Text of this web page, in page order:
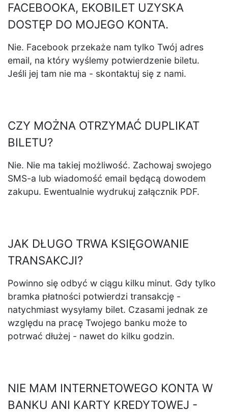
FACEBOOKA, EKOBILET UZYSKA
DOSTĘP DO MOJEGO KONTA.
Nie. Facebook przekaże nam tylko Twój adres
email, na który wyślemy potwierdzenie biletu.
Jeśli jej tam nie ma - skontaktuj się z nami.
CZY MOŻNA OTRZYMAĆ DUPLIKAT
BILETU?
Nie. Nie ma takiej możliwość. Zachowaj swojego
SMS-a lub wiadomość email będącą dowodem
zakupu. Ewentualnie wydrukuj załącznik PDF.
JAK DŁUGO TRWA KSIĘGOWANIE
TRANSAKCJI?
Powinno się odbyć w ciągu kilku minut. Gdy tylko
bramka płatności potwierdzi transakcję -
natychmiast wysyłamy bilet. Czasami jednak ze
względu na pracę Twojego banku może to
potrwać dłużej - nawet do kilku godzin.
NIE MAM INTERNETOWEGO KONTA W
BANKU ANI KARTY KREDYTOWEJ -